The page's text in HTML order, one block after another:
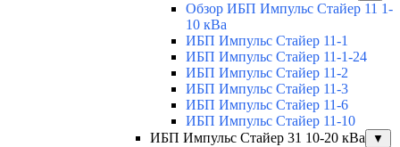
Обзор ИБП Импульс Стайер 11 1-
10 кВа
ИБП Импульс Стайер 11-1
ИБП Импульс Стайер 11-1-24
ИБП Импульс Стайер 11-2
ИБП Импульс Стайер 11-3
ИБП Импульс Стайер 11-6
ИБП Импульс Стайер 11-10
ИБП Импульс Стайер 31 10-20 кВа
▼